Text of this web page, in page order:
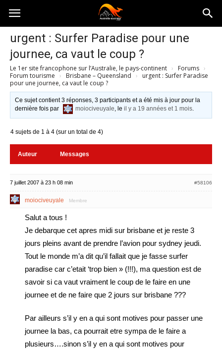
Australia-
australie.com
urgent : Surfer Paradise pour une
journee, ca vaut le coup ?
Le 1er site francophone sur l’Australie, le pays-continent › Forums ›
Forum tourisme › Brisbane – Queensland ›
urgent : Surfer Paradise
pour une journee, ca vaut le coup ?
Ce sujet contient 3 réponses, 3 participants et a été mis à jour pour la
dernière fois par
moiociveuyale, leil y a 19 années et 1 mois.
4 sujets de 1 à 4 (sur un total de 4)
Auteur Messages
7 juillet 2007 à 23 h 08 min #58106
moiociveuyale Membre
Salut a tous !
Je debarque cet apres midi sur brisbane et je reste 3
jours pleins avant de prendre l’avion pour sydney jeudi.
Tout le monde m’a dit qu’il fallait que je fasse surfer
paradise car c’etait ‘trop bien » (!!!), ma question est de
savoir si ca vaut vraiment le coup de le faire en une
journee et de ne faire que 2 jours sur brisbane ???
Par ailleurs s’il y en a qui sont motives pour passer une
journee la bas, ca pourrait etre sympa de le faire a
plusieurs….sinon s’il y en a qui sont motives pour